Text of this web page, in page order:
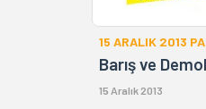
15 ARALIK 2013
Barış ve
15 Aralık 2013